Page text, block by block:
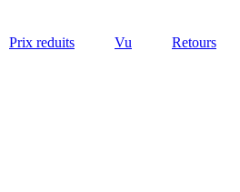
Prix reduits Vu Retours